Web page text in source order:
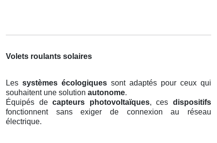
Volets roulants solaires
Les systèmes écologiques sont adaptés pour ceux qui
souhaitent une solution autonome.
Équipés decapteurs photovoltaïques, cesdispositifs
fonctionnent sans exiger de connexion au réseau
électrique.